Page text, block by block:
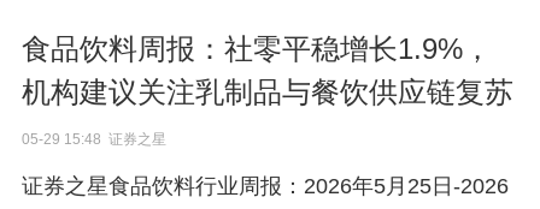
食品饮料周报：社零平稳增长1.9%，
机构建议关注乳制品与餐饮供应链复苏
05-29 15:48 证券之星
证券之星食品饮料行业周报：2026年5月25日-2026